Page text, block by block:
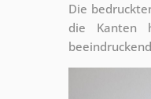
Die
die Kanten